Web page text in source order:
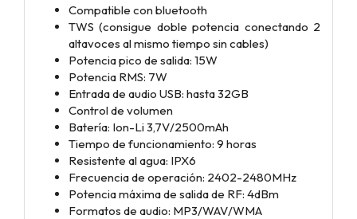
Compatible con bluetooth
TWS (consigue doble potencia conectando 2
altavoces al mismo tiempo sin cables)
Potencia pico de salida: 15W
Potencia RMS: 7W
Entrada de audio USB: hasta 32GB
Control de volumen
Batería: Ion-Li 3,7V/2500mAh
Tiempo de funcionamiento: 9 horas
Resistente al agua: IPX6
Frecuencia de operación: 2402-2480MHz
Potencia máxima de salida de RF: 4dBm
Formatos de audio: MP3/WAV/WMA